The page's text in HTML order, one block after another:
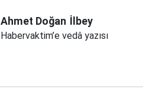
Ahmet Doğan İlbey
Habervaktim’e vedâ yazısı